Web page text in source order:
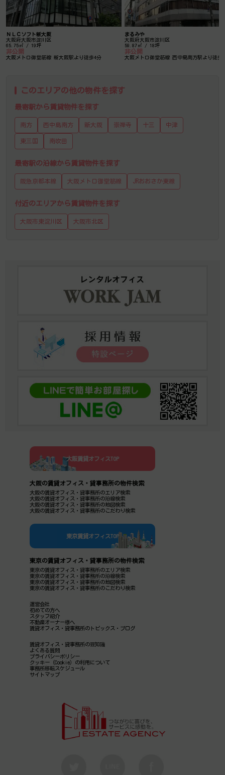
ＮＬＣソフト新大阪
大阪府大阪市淀川区
65.75㎡ / 19坪
非公開
大阪メトロ御堂筋線 新大阪駅より徒歩4分
まるみや
大阪府大阪市淀川区
59.87㎡ / 18坪
非公開
大阪メトロ御堂筋線 西中島南方駅より徒歩
このエリアの他の物件を探す
最寄駅から賃貸物件を探す
南方 西中島南方 新大阪 崇禅寺 十三 中津
東三国 南吹田
最寄駅の沿線から賃貸物件を探す
阪急京都本線 大阪メトロ御堂筋線 JRおおさか東線
付近のエリアから賃貸物件を探す
大阪市東淀川区 大阪市北区
大阪賃貸オフィスTOP
大阪の賃貸オフィス・貸事務所の物件検索
大阪の賃貸オフィス・貸事務所のエリア検索
大阪の賃貸オフィス・貸事務所の沿線検索
大阪の賃貸オフィス・貸事務所の地図検索
大阪の賃貸オフィス・貸事務所のこだわり検索
東京賃貸オフィスTOP
東京の賃貸オフィス・貸事務所の物件検索
東京の賃貸オフィス・貸事務所のエリア検索
東京の賃貸オフィス・貸事務所の沿線検索
東京の賃貸オフィス・貸事務所の地図検索
東京の賃貸オフィス・貸事務所のこだわり検索
運営会社
初めての方へ
スタッフ紹介
不動産オーナー様へ
賃貸オフィス・貸事務所のトピックス・ブログ
賃貸オフィス・貸事務所の豆知識
よくある質問
プライバシーポリシー
クッキー（Cookie）の利用について
事務所移転スケジュール
サイトマップ